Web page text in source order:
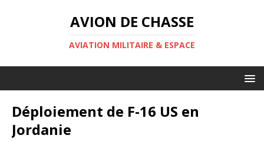
AVION DE CHASSE
AVIATION MILITAIRE & ESPACE
Déploiement de F-16 US en
Jordanie